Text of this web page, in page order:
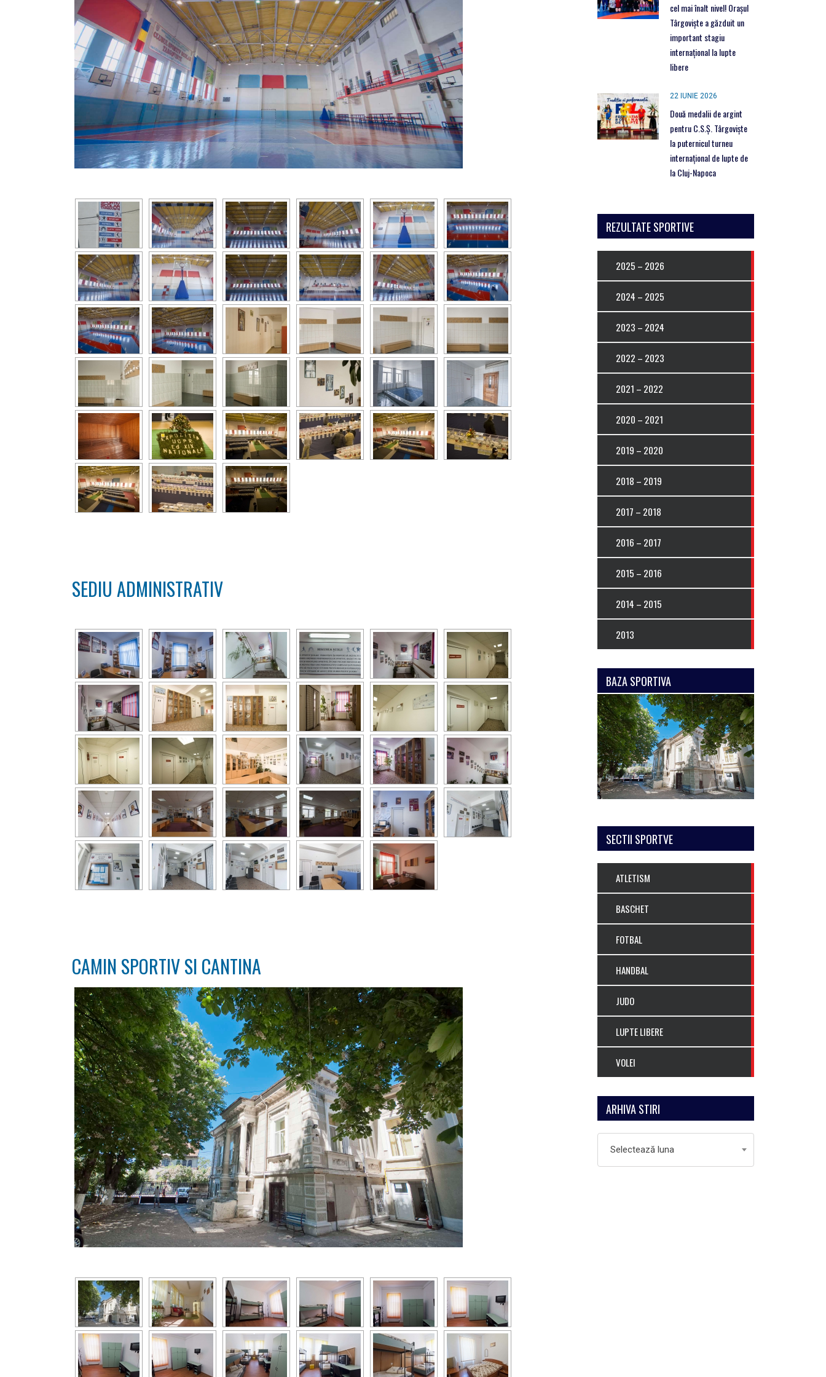
SEDIU ADMINISTRATIV
CAMIN SPORTIV SI CANTINA
cel mai înalt nivel! Orașul
Târgoviște a găzduit un
important stagiu
internațional la lupte
libere
22 IUNIE 2026
Două medalii de argint
pentru C.S.Ș. Târgoviște
la puternicul turneu
internațional de lupte de
la Cluj-Napoca
REZULTATE SPORTIVE
2025 – 2026
2024 – 2025
2023 – 2024
2022 – 2023
2021 – 2022
2020 – 2021
2019 – 2020
2018 – 2019
2017 – 2018
2016 – 2017
2015 – 2016
2014 – 2015
2013
BAZA SPORTIVA
SECTII SPORTVE
ATLETISM
BASCHET
FOTBAL
HANDBAL
JUDO
LUPTE LIBERE
VOLEI
ARHIVA STIRI
StiriSelectează luna